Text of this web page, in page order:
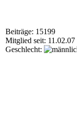
Beiträge: 15199
Mitglied seit: 11.02.07
Geschlecht: